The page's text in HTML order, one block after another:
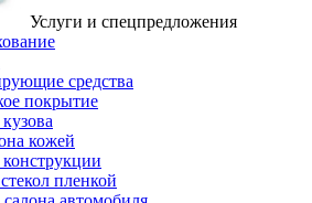
Услуги и спецпредложения
средства
покрытие
кожей
пленкой